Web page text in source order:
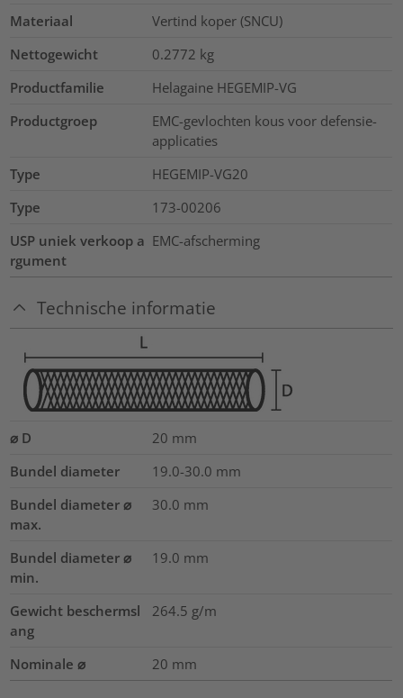
Materiaal
Vertind koper (SNCU)
Nettogewicht
0.2772 kg
Productfamilie
Helagaine HEGEMIP-VG
Productgroep
EMC-gevlochten kous voor defensie-
applicaties
Type
HEGEMIP-VG20
Type
173-00206
USP uniek verkoop a
rgument
EMC-afscherming
Technische informatie
⌀ D 20 mm
Bundel diameter
19.0-30.0 mm
Bundel diameter ⌀
max.
30.0 mm
Bundel diameter ⌀
min.
19.0 mm
Gewicht beschermsl
ang
264.5 g/m
Nominale ⌀ 20 mm